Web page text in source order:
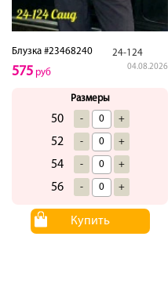
Блузка #23468240 24-124
04.08.2026
575 руб
Размеры
50 - +
52 - +
54 - +
56 - +
Купить